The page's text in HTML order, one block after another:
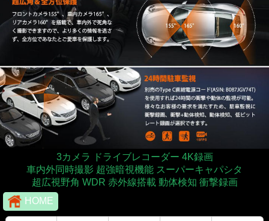
3カメラ ドライブレコーダー 4K録画
車内外同時撮影 超強暗視機能 スーパーキャパシタ
超広視野角 WDR 赤外線搭載 動体検知 衝撃録画
HOME